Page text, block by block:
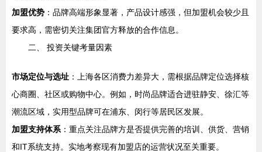
加盟优势 ：品牌高端形象显著，产品设计感强，但加盟机会较少且
要求高，需密切关注集团官方释放的合作信息。
二、 投资关键考量因素
市场定位与选址 ：上海各区消费力差异大，需根据品牌定位选择核
心商圈、社区或购物中心。例如，时尚品牌适合进驻静安、徐汇等
潮流区域，实用型品牌可在浦东、闵行等居民区发展。
加盟支持体系 ：重点关注品牌方是否提供完善的培训、供货、营销
和IT系统支持。实地考察现有加盟店的运营状况至关重要。